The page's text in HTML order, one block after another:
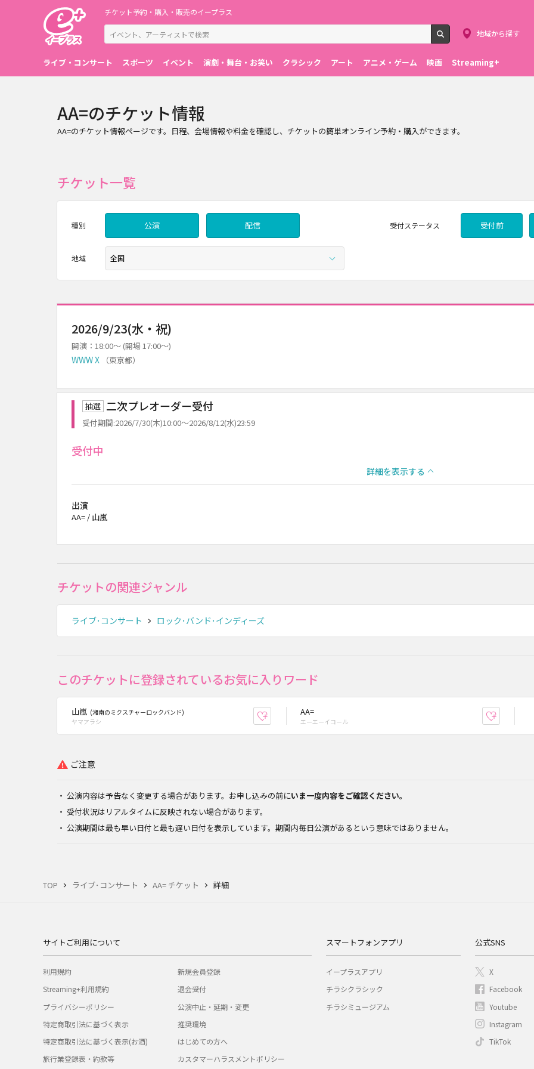
チケット予約・購入・販売のイープラス
検索
地域から探す
ライブ・コンサート スポーツ イベント 演劇・舞台・お笑い クラシック アート アニメ・ゲーム 映画 Streaming+
TOP ライブ･コンサート AA= チケット 詳細
AA=のチケット情報
AA=のチケット情報ページです。日程、会場情報や料金を確認し、チケットの簡単オンライン予約・購入ができます。
チケット一覧
種別 公演 配信 受付ステータス 受付前
地域
2026/9/23(水・祝)
開演：18:00～ (開場 17:00～)
WWW X （東京都）
抽選 二次プレオーダー受付
受付期間:2026/7/30(木)10:00～2026/8/12(水)23:59
受付中
詳細を表示する
出演
AA= / 山嵐
チケットの関連ジャンル
ライブ･コンサート ロック･バンド･インディーズ
このチケットに登録されているお気に入りワード
山嵐 (湘南のミクスチャーロックバンド)
ヤマアラシ
お気に入り登録
AA=
エーエーイコール
ご注意
公演内容は予告なく変更する場合があります。お申し込みの前にいま一度内容をご確認ください。
受付状況はリアルタイムに反映されない場合があります。
公演期間は最も早い日付と最も遅い日付を表示しています。期間内毎日公演があるという意味ではありません。
サイトご利用について
利用規約
Streaming+利用規約
プライバシーポリシー
特定商取引法に基づく表示
特定商取引法に基づく表示(お酒)
旅行業登録表・約款等
新規会員登録
退会受付
公演中止・延期・変更
推奨環境
はじめての方へ
カスタマーハラスメントポリシー
スマートフォンアプリ
イープラスアプリ
チラシクラシック
チラシミュージアム
公式SNS
X
Facebook
Youtube
Instagram
TikTok